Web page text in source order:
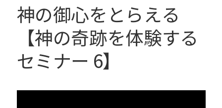
神の御心をとらえる
【神の奇跡を体験する
セミナー 6】